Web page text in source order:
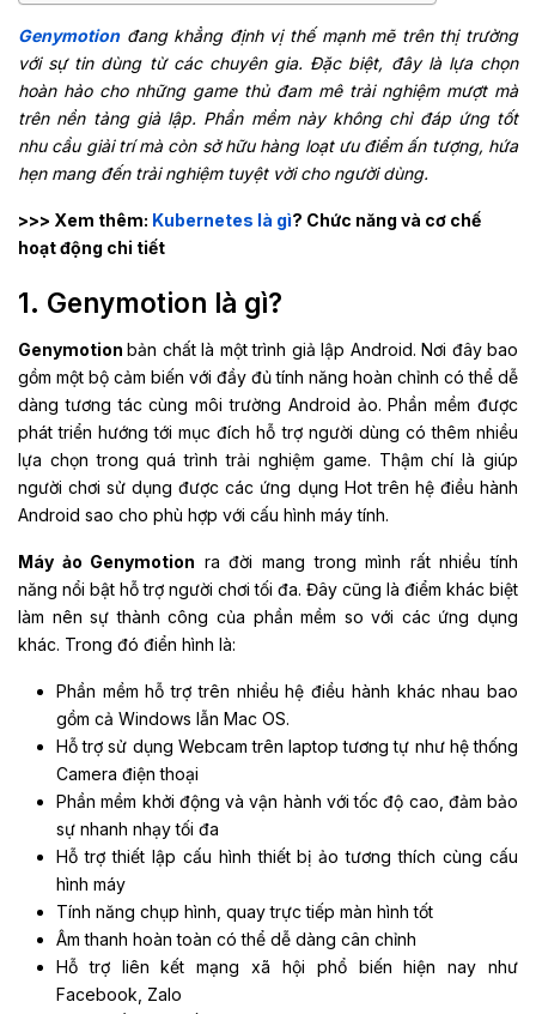
Genymotionđang khẳng định vị thế mạnh mẽ trên thị trường
với sự tin dùng từ các chuyên gia. Đặc biệt, đây là lựa chọn
hoàn hảo cho những game thủ đam mê trải nghiệm mượt mà
trên nền tảng giả lập. Phần mềm này không chỉ đáp ứng tốt
nhu cầu giải trí mà còn sở hữu hàng loạt ưu điểm ấn tượng, hứa
hẹn mang đến trải nghiệm tuyệt vời cho người dùng.
>>> Xem thêm: Kubernetes là gì? Chức năng và cơ chế
hoạt động chi tiết
1. Genymotion là gì?
Genymotionbản chất là một trình giả lập Android. Nơi đây bao
gồm một bộ cảm biến với đầy đủ tính năng hoàn chỉnh có thể dễ
dàng tương tác cùng môi trường Android ảo. Phần mềm được
phát triển hướng tới mục đích hỗ trợ người dùng có thêm nhiều
lựa chọn trong quá trình trải nghiệm game. Thậm chí là giúp
người chơi sử dụng được các ứng dụng Hot trên hệ điều hành
Android sao cho phù hợp với cấu hình máy tính.
Máy ảo Genymotion ra đời mang trong mình rất nhiều tính
năng nổi bật hỗ trợ người chơi tối đa. Đây cũng là điểm khác biệt
làm nên sự thành công của phần mềm so với các ứng dụng
khác. Trong đó điển hình là:
Phần mềm hỗ trợ trên nhiều hệ điều hành khác nhau bao
gồm cả Windows lẫn Mac OS.
Hỗ trợ sử dụng Webcam trên laptop tương tự như hệ thống
Camera điện thoại
Phần mềm khởi động và vận hành với tốc độ cao, đảm bảo
sự nhanh nhạy tối đa
Hỗ trợ thiết lập cấu hình thiết bị ảo tương thích cùng cấu
hình máy
Tính năng chụp hình, quay trực tiếp màn hình tốt
Âm thanh hoàn toàn có thể dễ dàng cân chỉnh
Hỗ trợ liên kết mạng xã hội phổ biến hiện nay như
Facebook, Zalo